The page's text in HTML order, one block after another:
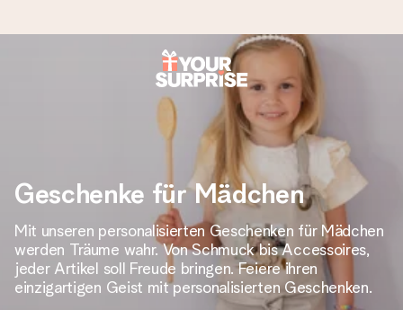
Heute bestellt, in 1 Werktag verschickt
Wir bereiten dein Geschenk sorgfältig vor und schicken es
blitzschnell – damit du es genau zum richtigen Zeitpunkt
überreichen kannst, wenn es am meisten zählt.
4,8 (basierend auf +15.000 Bewertungen)
Unsere Geschenke begeistern. Kunden bewerten uns mit
4,8 bei Google Reviews (Gesamtergebnis aller Länder, in
die wir versenden).
Geschenke für Mädchen
Mit unseren personalisierten Geschenken für Mädchen
werden Träume wahr. Von Schmuck bis Accessoires,
jeder Artikel soll Freude bringen. Feiere ihren
einzigartigen Geist mit personalisierten Geschenken.